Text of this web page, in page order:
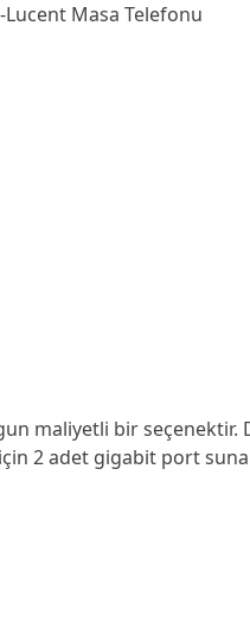
Lucent Masa Telefonu
maliyetli bir
2 adet gigabit port